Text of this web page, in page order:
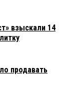
взыскали 14
продавать